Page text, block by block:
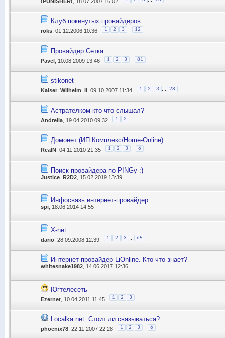
Клуб покинутых провайдеров
roks , 01.12.2006 10:36 1 2 3 12
Провайдер Сетка
Pavel , 10.08.2009 13:46 1 2 3 81
stikonet
Kaiser_Wilhelm_II , 09.10.2007 11:34 1 2 3 28
Астрателком-кто что слышал?
Andrella , 19.04.2010 09:32 1 2
Домонет (ИП Комплекс/Home-Online)
RealN , 04.11.2010 21:35 1 2 3 6
Поиск провайдера по PINGу :)
Justice_R2D2 , 15.02.2019 13:39
Инфосвязь интернет-провайдер
spi , 18.06.2014 14:55
X-net
dario , 28.09.2008 12:39 1 2 3 65
Интернет провайдер LiOnline. Кто что знает?
whitesnake1982 , 14.06.2017 12:36
Югтелесеть
Ezernet , 10.04.2011 11:45 1 2 3
Localka.net. Стоит ли связываться?
phoenix78 , 22.11.2007 22:28 1 2 3 6